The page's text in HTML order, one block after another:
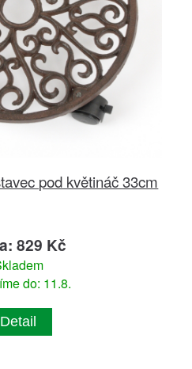
pod květináč 33cm
829 Kč
do: 11.8.
Detail